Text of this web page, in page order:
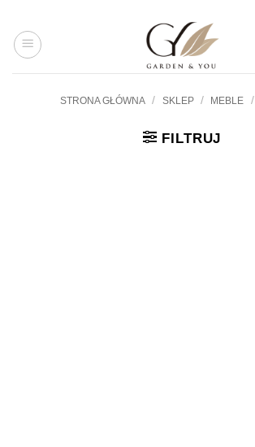
treści
STRONA GŁÓWNA / SKLEP / MEBLE /
FILTRUJ